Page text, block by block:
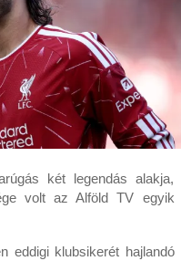
két legendás alakja,
volt az Alföld TV egyik
eddigi klubsikerét hajlandó